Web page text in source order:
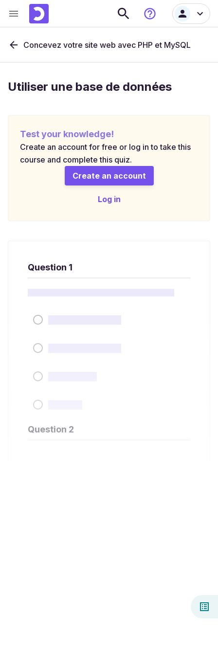
Concevez votre site web avec PHP et MySQL
Utiliser une base de données
Test your knowledge!
Create an account for free or log in to take this
course and complete this quiz.
Create an account
Log in
Question 1
Question 2